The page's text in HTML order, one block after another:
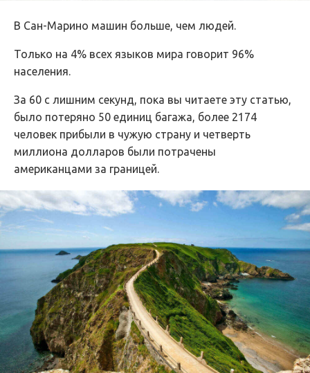
В Сан-Марино машин больше, чем людей.
Только на 4% всех языков мира говорит 96%
населения.
За 60 с лишним секунд, пока вы читаете эту статью,
было потеряно 50 единиц багажа, более 2174
человек прибыли в чужую страну и четверть
миллиона долларов были потрачены
американцами за границей.